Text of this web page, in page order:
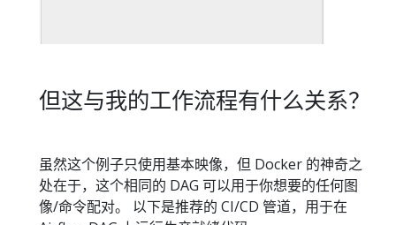
但这与我的工作流程有什么关系？
虽然这个例子只使用基本映像，但 Docker 的神奇之
处在于，这个相同的 DAG 可以用于你想要的任何图
像/命令配对。 以下是推荐的 CI/CD 管道，用于在